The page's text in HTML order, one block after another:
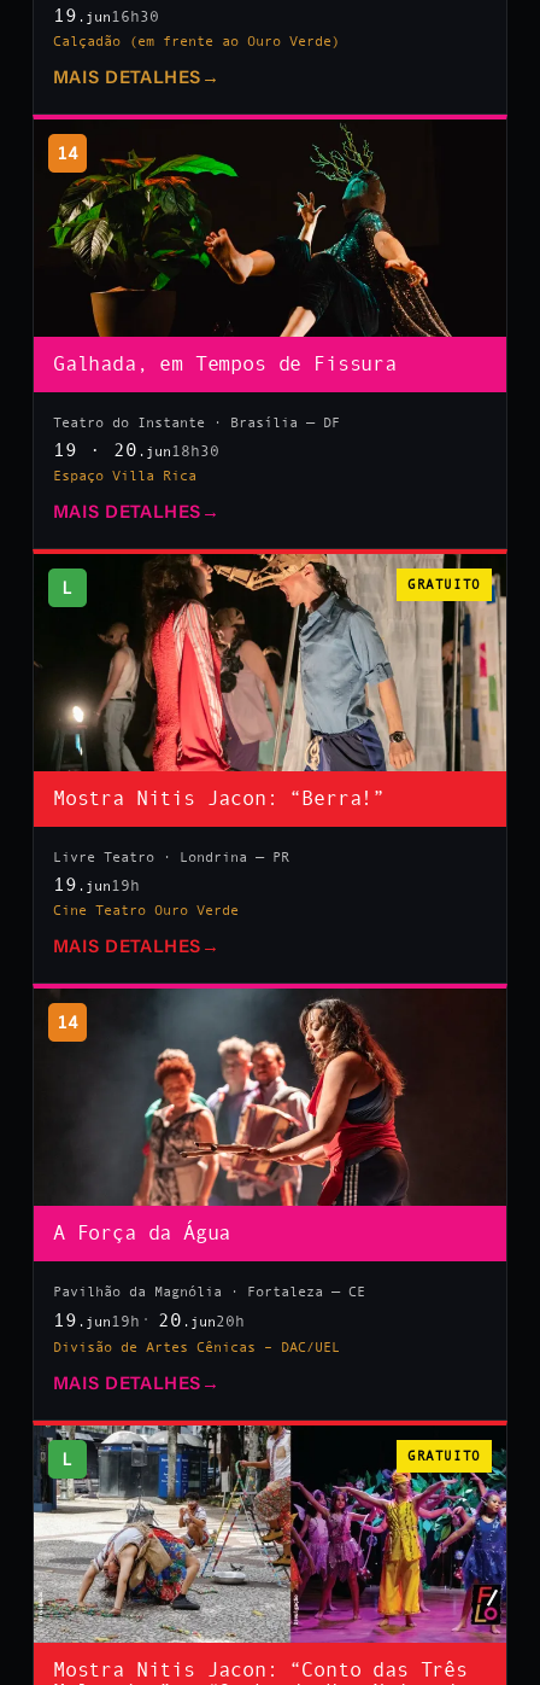
19 .jun 16h30
Calçadão (em frente ao Ouro Verde)
MAIS DETALHES →
14
Galhada, em Tempos de Fissura
Teatro do Instante · Brasília — DF
19 · 20 .jun 18h30
Espaço Villa Rica
MAIS DETALHES →
L GRATUITO
Mostra Nitis Jacon: “Berra!”
Livre Teatro · Londrina — PR
19 .jun 19h
Cine Teatro Ouro Verde
MAIS DETALHES →
14
A Força da Água
Pavilhão da Magnólia · Fortaleza — CE
19 .jun 19h 20 .jun20h
Divisão de Artes Cênicas – DAC/UEL
MAIS DETALHES →
L GRATUITO
Mostra Nitis Jacon: “Conto das Três